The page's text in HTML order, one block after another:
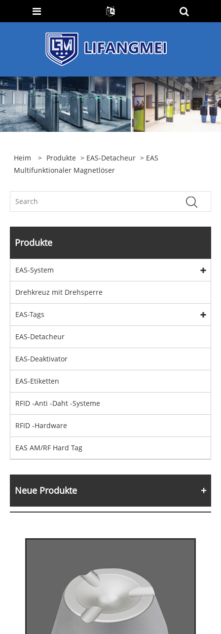
Heim > Produkte > EAS-Detacheur > EAS
Multifunktionaler Magnetlöser
Produkte
EAS-System
Drehkreuz mit Drehsperre
EAS-Tags
EAS-Detacheur
EAS-Deaktivator
EAS-Etiketten
RFID -Anti -Daht -Systeme
RFID -Hardware
EAS AM/RF Hard Tag
Neue Produkte